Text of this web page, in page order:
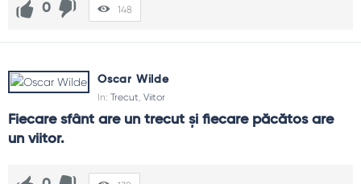
0 148
Oscar Wilde
In: Trecut Viitor
Fiecare sfânt are un trecut şi fiecare păcătos are
un viitor.